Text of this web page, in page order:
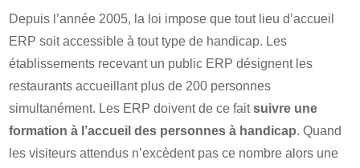
Depuis l’année 2005, la loi impose que tout lieu d’accueil
ERP soit accessible à tout type de handicap. Les
établissements recevant un public ERP désignent les
restaurants accueillant plus de 200 personnes
simultanément. Les ERP doivent de ce faitsuivre une
formation à l’accueil des personnes à handicap. Quand
les visiteurs attendus n’excèdent pas ce nombre alors une